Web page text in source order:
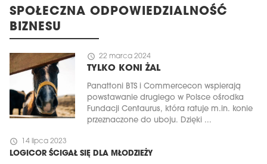
SPOŁECZNA ODPOWIEDZIALNOŚĆ
BIZNESU
schedule 22 marca 2024
TYLKO KONI ŻAL
Panattoni BTS i Commercecon wspierają
powstawanie drugiego w Polsce ośrodka
Fundacji Centaurus, która ratuje m.in. konie
przeznaczone do uboju. Dzięki ...
schedule 14 lipca 2023
LOGICOR ŚCIGAŁ SIĘ DLA MŁODZIEŻY